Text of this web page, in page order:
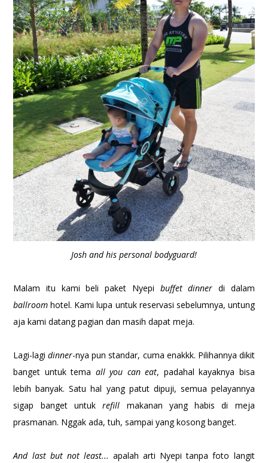
Josh and his personal bodyguard!
Malam itu kami beli paket Nyepi buffet dinner di dalam
ballroomhotel. Kami lupa untuk reservasi sebelumnya, untung
aja kami datang pagian dan masih dapat meja.
Lagi-lagidinner-nya pun standar, cuma enakkk. Pilihannya dikit
banget untuk tema all you can eat, padahal kayaknya bisa
lebih banyak. Satu hal yang patut dipuji, semua pelayannya
sigap banget untukrefill makanan yang habis di meja
prasmanan. Nggak ada, tuh, sampai yang kosong banget.
And last but not least... apalah arti Nyepi tanpa foto langit